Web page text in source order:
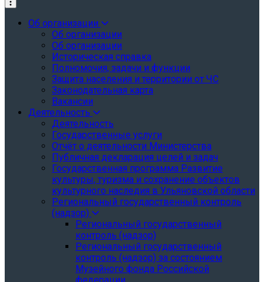
Об организации
Об организации
Об организации
Историческая справка
Полномочия, задачи и функции
Защита населения и территории от ЧС
Законодательная карта
Вакансии
Деятельность
Деятельность
Государственные услуги
Отчёт о деятельности Министерства
Публичная декларация целей и задач
Государственная программа Развитие
культуры, туризма и сохранение объектов
культурного наследия в Ульяновской области
Региональный государственный контроль
(надзор)
Региональный государственный
контроль (надзор)
Региональный государственный
контроль (надзор) за состоянием
Музейного фонда Российской